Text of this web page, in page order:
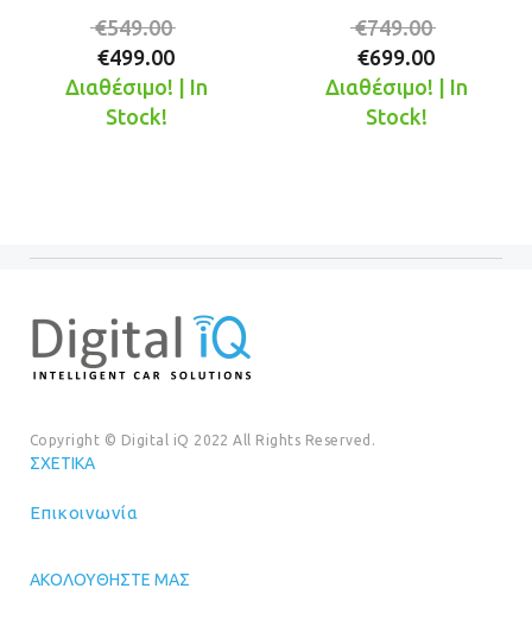
€549.00
was:
€499.00
τρέχουσα
Διαθέσιμο! | In
Stock!
€749.00
was:
€699.00
Διαθέσιμο! | In
Stock!
Copyright © Digital iQ 2022 All Rights Reserved.
ΣΧΕΤΙΚΆ
Επικοινωνία
ΑΚΟΛΟΥΘΉΣΤΕ ΜΑΣ